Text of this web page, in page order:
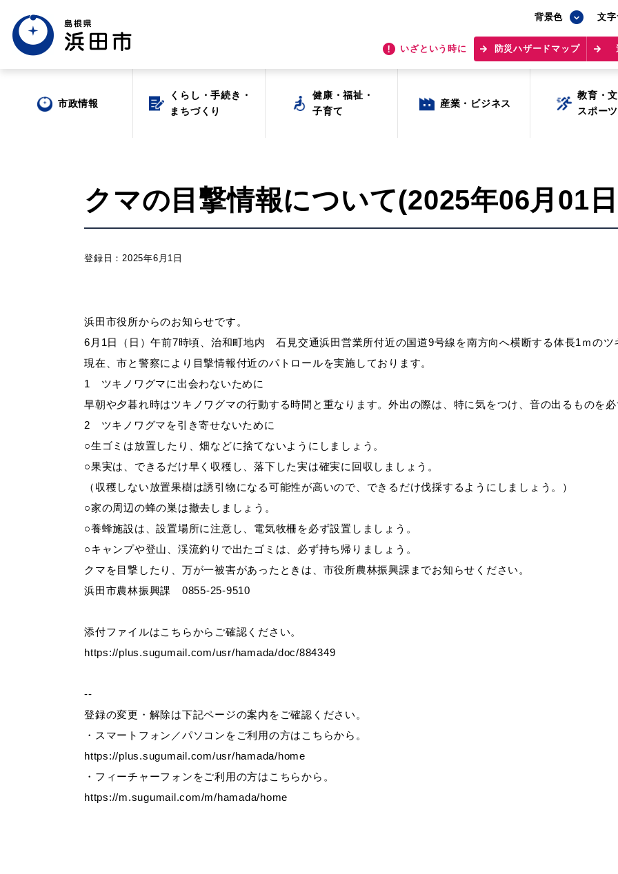
背景色 文
いざという時に 防災ハザードマップ
背景色 文
いざという時に 防災ハザードマップ
市政情報
くらし・手続き・
まちづくり
健康・福祉・
子育て
産業・ビジネス
教育・文
スポーツ
場面から探す
妊娠・出産 子育て 教育
出会い・結婚 引っ越し・住まい
高齢者・介護 おくやみ
届出・証明
防災・防犯メール
市政情報
くらし・手続き・
まちづくり
健康・福祉・
子育て
産業・ビジネス
教育・文
スポーツ
クマの目撃情報について(2025年06月01
登録日：2025年6月1日
浜田市役所からのお知らせです。
6月1日（日）午前7時頃、治和町地内 石見交通浜田営業所付近の国道9号線を南方向へ横断する体長1ｍのツ
現在、市と警察により目撃情報付近のパトロールを実施しております。
1 ツキノワグマに出会わないために
早朝や夕暮れ時はツキノワグマの行動する時間と重なります。外出の際は、特に気をつけ、音の出るものを必
2 ツキノワグマを引き寄せないために
○生ゴミは放置したり、畑などに捨てないようにしましょう。
○果実は、できるだけ早く収穫し、落下した実は確実に回収しましょう。
（収穫しない放置果樹は誘引物になる可能性が高いので、できるだけ伐採するようにしましょう。）
○家の周辺の蜂の巣は撤去しましょう。
○養蜂施設は、設置場所に注意し、電気牧柵を必ず設置しましょう。
○キャンプや登山、渓流釣りで出たゴミは、必ず持ち帰りましょう。
クマを目撃したり、万が一被害があったときは、市役所農林振興課までお知らせください。
浜田市農林振興課 0855-25-9510
添付ファイルはこちらからご確認ください。
https://plus.sugumail.com/usr/hamada/doc/884349
--
登録の変更・解除は下記ページの案内をご確認ください。
・スマートフォン／パソコンをご利用の方はこちらから。
https://plus.sugumail.com/usr/hamada/home
・フィーチャーフォンをご利用の方はこちらから。
https://m.sugumail.com/m/hamada/home